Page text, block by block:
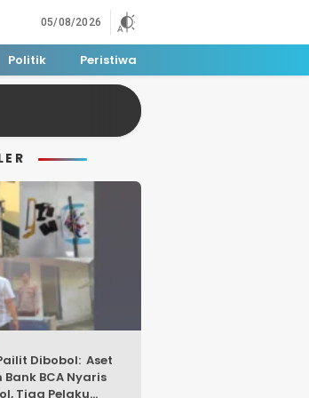
05/08/2026
Politik Peristiwa
Dibobol: Aset
BCA Nyaris
Tiga Pelaku